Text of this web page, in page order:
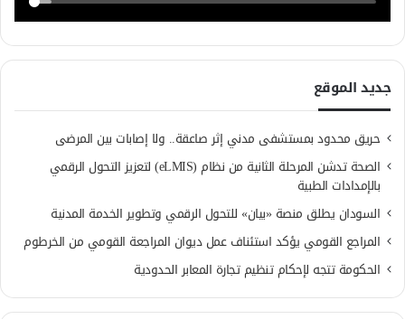
جديد الموقع
حريق محدود بمستشفى مدني إثر صاعقة.. ولا إصابات بين المرضى
الصحة تدشن المرحلة الثانية من نظام (eLMIS) لتعزيز التحول الرقمي
بالإمدادات الطبية
السودان يطلق منصة «بيان» للتحول الرقمي وتطوير الخدمة المدنية
المراجع القومي يؤكد استئناف عمل ديوان المراجعة القومي من الخرطوم
الحكومة تتجه لإحكام تنظيم تجارة المعابر الحدودية